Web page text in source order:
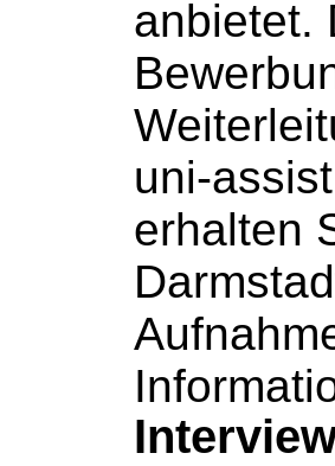
anbietet.
uni-
erhalten